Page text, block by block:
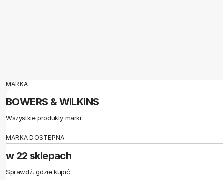
MARKA
BOWERS & WILKINS
Wszystkie produkty marki
MARKA DOSTĘPNA
w 22 sklepach
Sprawdź, gdzie kupić